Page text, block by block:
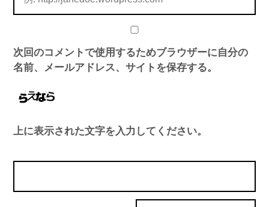
次回のコメントで使用するためブラウザーに自分の
名前、メールアドレス、サイトを保存する。
上に表示された文字を入力してください。